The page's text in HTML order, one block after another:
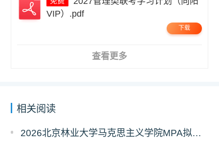
VIP）.pdf
下载
查看更多
相关阅读
2026北京林业大学马克思主义学院MPA拟录取分析解读